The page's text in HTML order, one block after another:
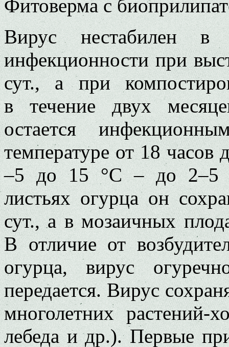
Фитоверма с
Вирус нестабилен в
инфекционности при
сут., а при
в течение двух
остается
температуре от 18 часов
–5 до 15 °C – до 2–5
листьях огурца он
сут., а в мозаичных
В отличие от
огурца, вирус
передается. Вирус
многолетних растений-
лебеда и др.). Первые